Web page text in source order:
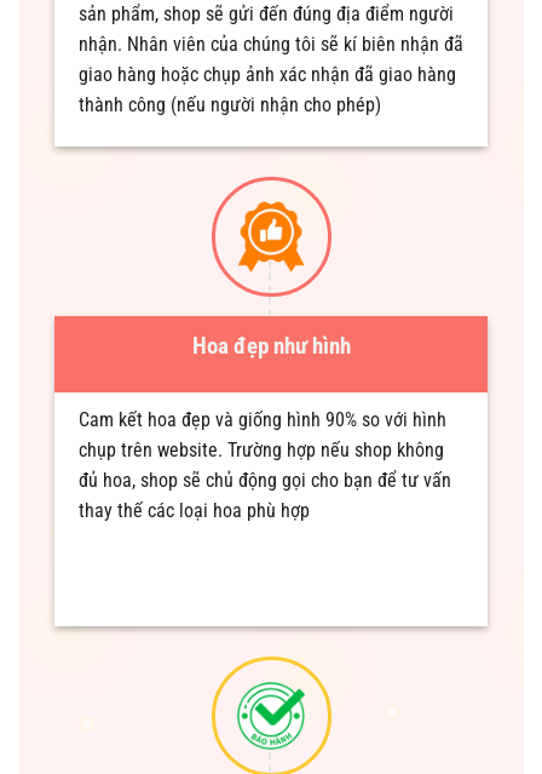
sản phẩm, shop sẽ gửi đến đúng địa điểm người
nhận. Nhân viên của chúng tôi sẽ kí biên nhận đã
giao hàng hoặc chụp ảnh xác nhận đã giao hàng
thành công (nếu người nhận cho phép)
Hoa đẹp như hình
Cam kết hoa đẹp và giống hình 90% so với hình
chụp trên website. Trường hợp nếu shop không
đủ hoa, shop sẽ chủ động gọi cho bạn để tư vấn
thay thế các loại hoa phù hợp